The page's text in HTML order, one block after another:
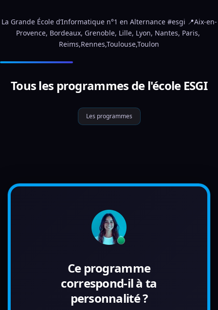
La Grande École d’Informatique n°1 en Alternance #esgi 📍Aix-en-
Provence, Bordeaux, Grenoble, Lille, Lyon, Nantes, Paris,
Reims,Rennes,Toulouse,Toulon
Tous les programmes de l'école ESGI
Les programmes
Ce programme
correspond-il à ta
personnalité ?